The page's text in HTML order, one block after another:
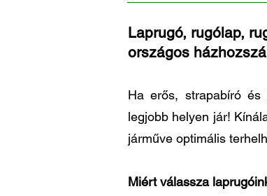
Laprugó, rugólap,
országos
Ha erős, strapabíró és
legjobb helyen jár!
járműve optimális
Miért válassza